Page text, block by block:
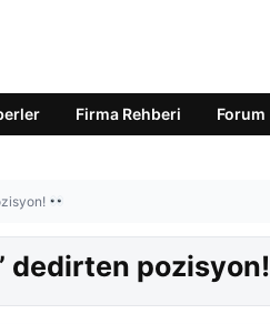
Firma Rehberi Forum
dedirten pozisyon!